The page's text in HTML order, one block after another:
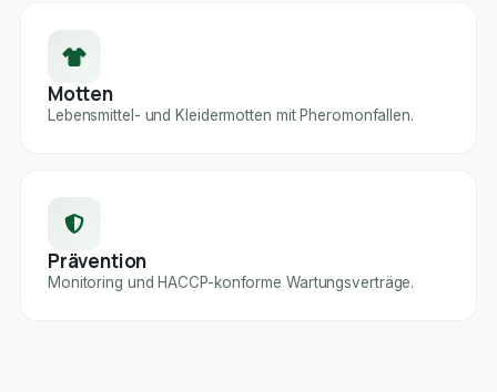
Motten
Lebensmittel- und Kleidermotten mit Pheromonfallen.
Prävention
Monitoring und HACCP-konforme Wartungsverträge.